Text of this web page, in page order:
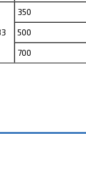
350
500
700